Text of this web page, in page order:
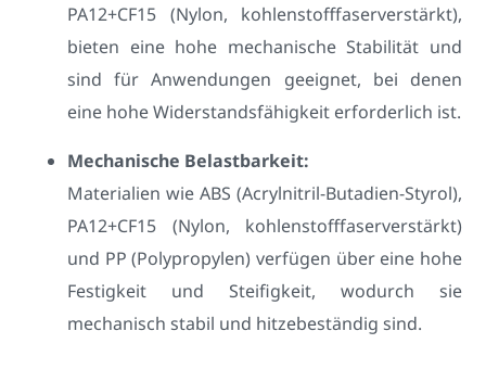
PA12+CF15 (Nylon, kohlenstofffaserverstärkt),
bieten eine hohe mechanische Stabilität und
sind für Anwendungen geeignet, bei denen
eine hohe Widerstandsfähigkeit erforderlich ist.
Mechanische Belastbarkeit:
Materialien wie ABS (Acrylnitril-Butadien-Styrol),
PA12+CF15 (Nylon, kohlenstofffaserverstärkt)
und PP (Polypropylen) verfügen über eine hohe
Festigkeit und Steifigkeit, wodurch sie
mechanisch stabil und hitzebeständig sind.